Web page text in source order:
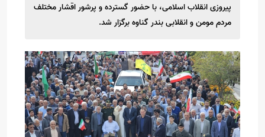
پیروزی انقلاب اسلامی، با حضور گسترده و پرشور اقشار مختلف
مردم مومن و انقلابی بندر گناوه برگزار شد.